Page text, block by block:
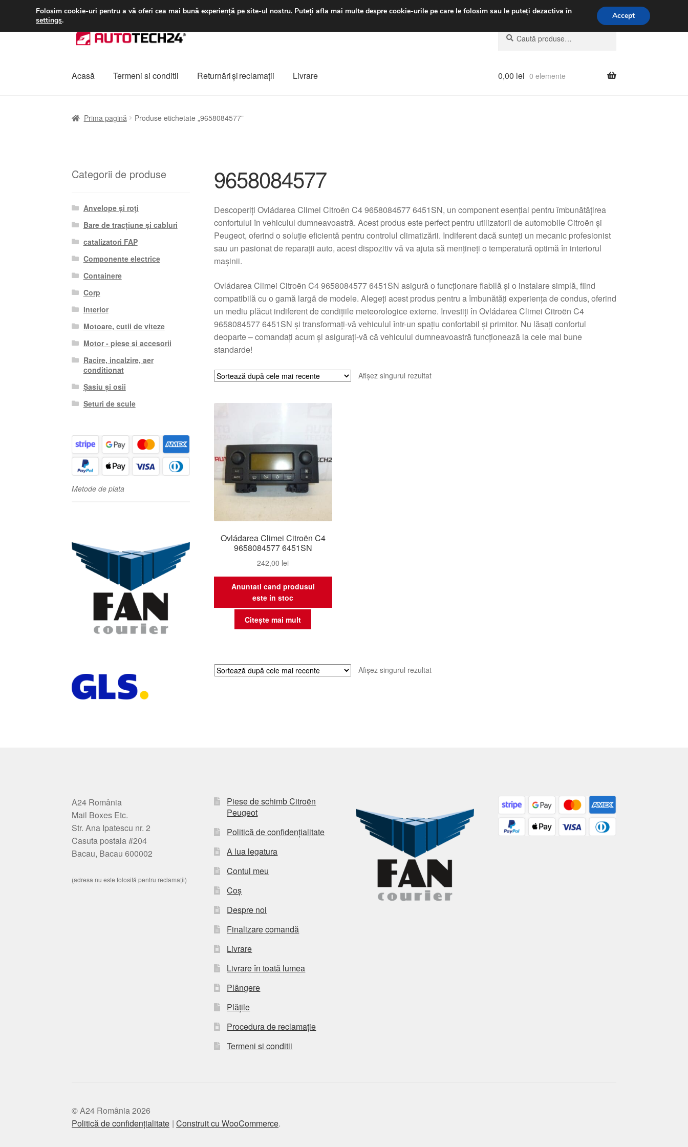
LIVRARE de la 33 lei luni-vineri 9 a.m. - 4 p.m.031 229 6816
Sari
la
Sari
la
Caută
după:
Caută
Acasă Termeni si conditii Returnări şi reclamații Livrare 0,00 lei 0 elemente
Prima pagină Produse etichetate „9658084577”
9658084577
Descoperiți Ovládarea Climei Citroën C4 9658084577 6451SN, un component esențial pentru îmbunătățirea
confortului în vehiculul dumneavoastră. Acest produs este perfect pentru utilizatorii de automobile Citroën și
Peugeot, oferind o soluție eficientă pentru controlul climatizării. Indiferent dacă sunteți un mecanic profesionist
sau un pasionat de reparații auto, acest dispozitiv vă va ajuta să mențineți o temperatură optimă în interiorul
mașinii.
Ovládarea Climei Citroën C4 9658084577 6451SN asigură o funcționare fiabilă și o instalare simplă, fiind
compatibilă cu o gamă largă de modele. Alegeți acest produs pentru a îmbunătăți experiența de condus, oferind
un mediu plăcut indiferent de condițiile meteorologice externe. Investiți în Ovládarea Climei Citroën C4
9658084577 6451SN și transformați-vă vehiculul într-un spațiu confortabil și primitor. Nu lăsați confortul
deoparte – comandați acum și asigurați-vă că vehiculul dumneavoastră funcționează la cele mai bune
standarde!
Afișez singurul rezultat
Ovládarea Climei Citroën C4
9658084577 6451SN
242,00 lei
Anuntati cand produsul
este in stoc
Citește mai mult
Afișez singurul rezultat
Categorii de produse
Anvelope și roți
Bare de tracțiune și cabluri
catalizatori FAP
Componente electrice
Containere
Corp
Interior
Motoare, cutii de viteze
Motor - piese si accesorii
Racire, incalzire, aer
conditionat
Șasiu și osii
Seturi de scule
Metode de plata
A24 România
Mail Boxes Etc.
Str. Ana Ipatescu nr. 2
Casuta postala #204
Bacau, Bacau 600002
(adresa nu este folosită pentru reclamații)
Piese de schimb Citroën
Peugeot
Politică de confidențialitate
A lua legatura
Contul meu
Coș
Despre noi
Finalizare comandă
Livrare
Livrare în toată lumea
Plângere
Plățile
Procedura de reclamație
Termeni si conditii
© A24 România 2026
Politică de confidențialitate Construit cu WooCommerce.
Folosim cookie-uri pentru a vă oferi cea mai bună experiență pe site-ul nostru. Puteți afla mai multe despre cookie-urile pe care le folosim sau le puteți dezactiva în
settings. Accept